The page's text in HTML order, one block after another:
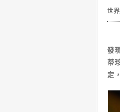
世
發
蒂
定